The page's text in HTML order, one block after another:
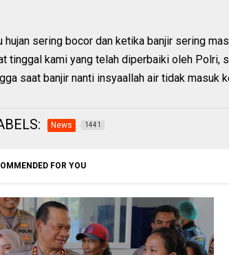
hujan sering bocor dan ketika banjir sering
tinggal kami yang telah diperbaiki oleh Polri,
saat banjir nanti insyaallah air tidak masuk
News 1441
FOR YOU